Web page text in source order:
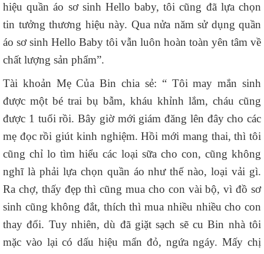
hiệu quần áo sơ sinh Hello baby, tôi cũng đã lựa chọn
tin tưởng thương hiệu này. Qua nửa năm sử dụng quần
áo sơ sinh Hello Baby tôi vẫn luôn hoàn toàn yên tâm về
chất lượng sản phẩm”.
Tài khoản Mẹ Của Bin chia sẻ: “ Tôi may mắn sinh
được một bé trai bụ bẫm, kháu khỉnh lắm, cháu cũng
được 1 tuổi rồi. Bây giờ mới giám đăng lên đây cho các
mẹ đọc rồi giút kinh nghiệm. Hồi mới mang thai, thì tôi
cũng chỉ lo tìm hiểu các loại sữa cho con, cũng không
nghĩ là phải lựa chọn quần áo như thế nào, loại vải gì.
Ra chợ, thấy đẹp thì cũng mua cho con vài bộ, vì đồ sơ
sinh cũng không đắt, thích thì mua nhiều nhiều cho con
thay đổi. Tuy nhiên, dù đã giặt sạch sẽ cu Bin nhà tôi
mặc vào lại có dấu hiệu mẩn đỏ, ngứa ngáy. Mấy chị